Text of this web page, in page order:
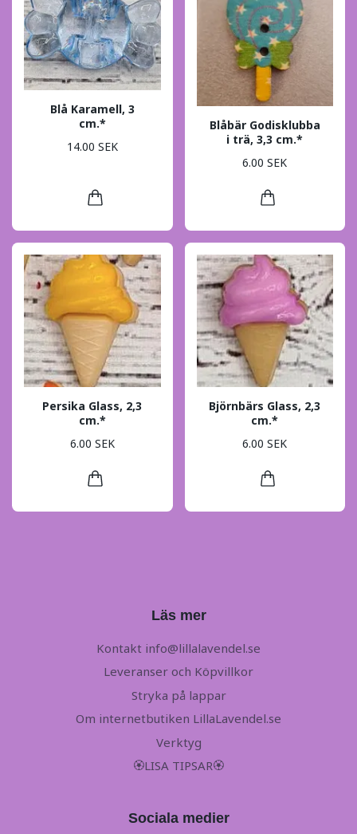
Blå Karamell, 3
cm.*
14.00 SEK
Blåbär Godisklubba
i trä, 3,3 cm.*
6.00 SEK
Persika Glass, 2,3
cm.*
6.00 SEK
Björnbärs Glass, 2,3
cm.*
6.00 SEK
Läs mer
Kontakt info@lillalavendel.se
Leveranser och Köpvillkor
Stryka på lappar
Om internetbutiken LillaLavendel.se
Verktyg
🏵LISA TIPSAR🏵
Sociala medier